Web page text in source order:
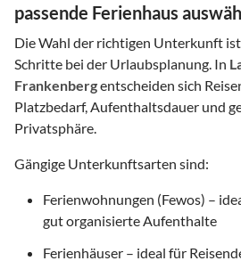
passende Ferienhaus
Die Wahl der richtigen Unterkunft
Schritte bei der Urlaubsplanung. In
Frankenbergentscheiden sich
Platzbedarf, Aufenthaltsdauer und
Privatsphäre.
Gängige Unterkunftsarten sind:
Ferienwohnungen (Fewos) –
gut organisierte Aufenthalte
Ferienhäuser – ideal für